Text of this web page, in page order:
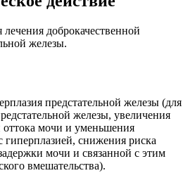
доброкачественной
железы.
предстательной железы (для
железы, увеличения
оттока мочи и уменьшения
гиперплазией, снижения риска
мочи и связанной с этим
вмешательства).